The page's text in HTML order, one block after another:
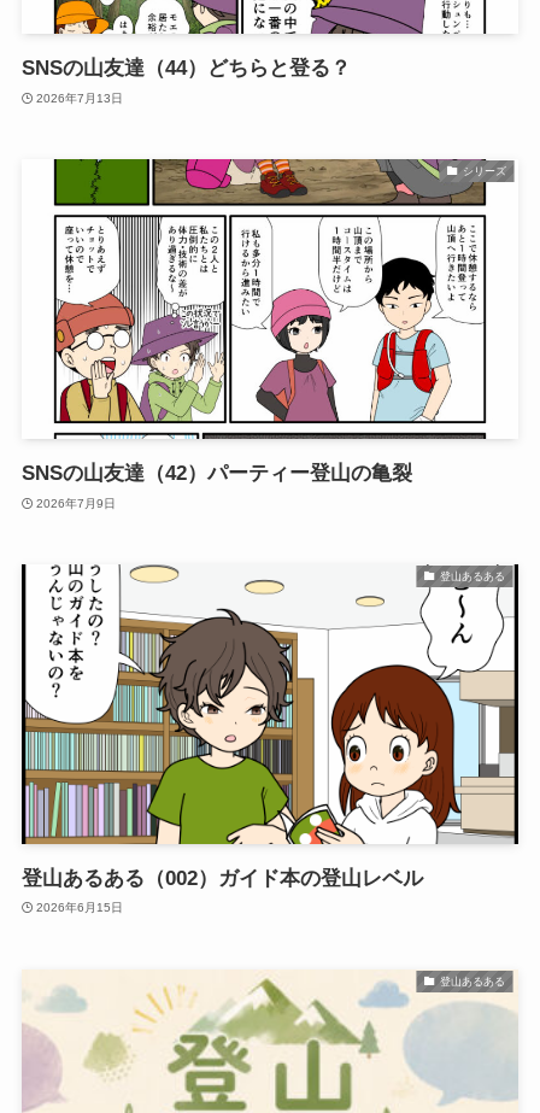
SNSの山友達（44）どちらと登る？
2026年7月13日
シリーズ
SNSの山友達（42）パーティー登山の亀裂
2026年7月9日
登山あるある
登山あるある（002）ガイド本の登山レベル
2026年6月15日
登山あるある